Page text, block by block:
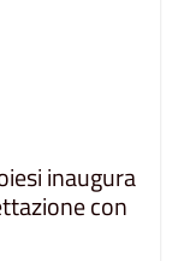
inaugura
con